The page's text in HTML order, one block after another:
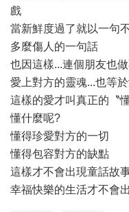
戲
當新鮮度過了就以一句
多麼傷人的一句話
也因這樣...連個朋友也
愛上對方的靈魂...也等
這樣的愛才叫真正的〝
懂什麼呢?
懂得珍愛對方的一切
懂得包容對方的缺點
這樣才不會出現童話故
幸福快樂的生活才不會